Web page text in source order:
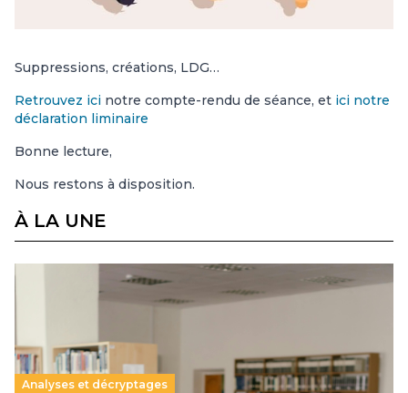
Suppressions, créations, LDG…
Retrouvez ici notre compte-rendu de séance, et ici notre
déclaration liminaire
Bonne lecture,
Nous restons à disposition.
À LA UNE
Analyses et décryptages